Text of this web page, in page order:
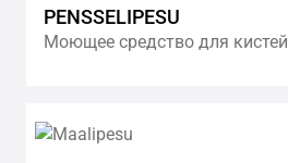
PENSSELIPESU
Моющее средство для кистей